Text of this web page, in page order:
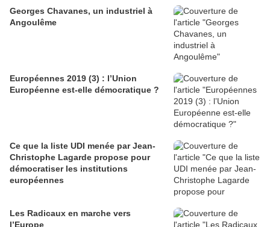
Georges Chavanes, un industriel à
Angoulême
Européennes 2019 (3) : l’Union
Européenne est-elle démocratique ?
Ce que la liste UDI menée par Jean-
Christophe Lagarde propose pour
démocratiser les institutions
européennes
Les Radicaux en marche vers
l’Europe